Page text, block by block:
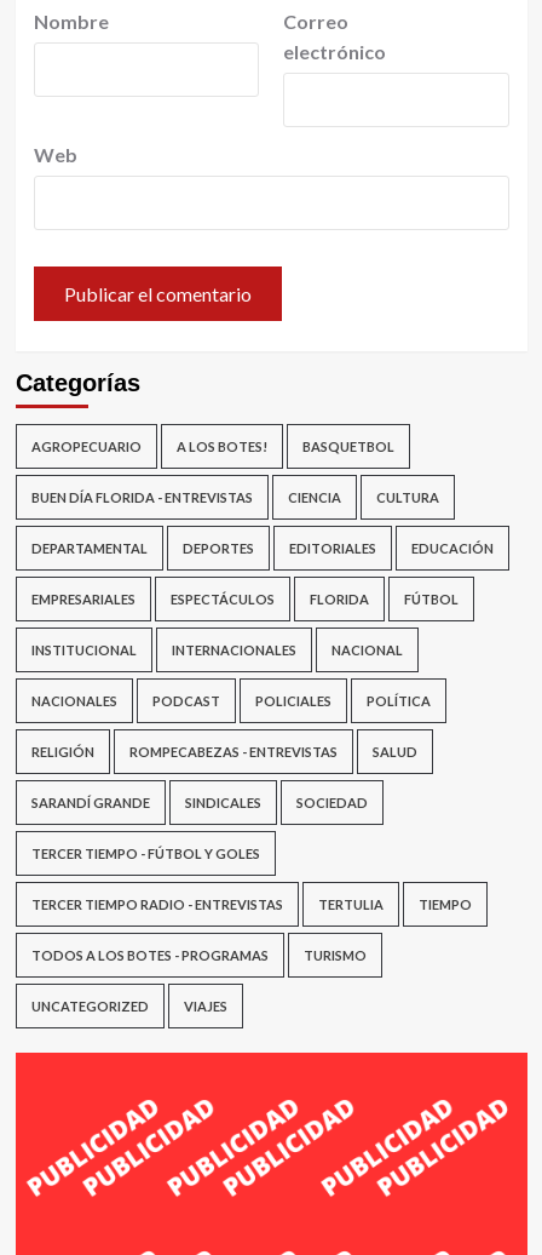
Nombre
Correo
electrónico
Web
Categorías
AGROPECUARIO A LOS BOTES! BASQUETBOL
BUEN DÍA FLORIDA - ENTREVISTAS CIENCIA CULTURA
DEPARTAMENTAL DEPORTES EDITORIALES EDUCACIÓN
EMPRESARIALES ESPECTÁCULOS FLORIDA FÚTBOL
INSTITUCIONAL INTERNACIONALES NACIONAL
NACIONALES PODCAST POLICIALES POLÍTICA
RELIGIÓN ROMPECABEZAS - ENTREVISTAS SALUD
SARANDÍ GRANDE SINDICALES SOCIEDAD
TERCER TIEMPO - FÚTBOL Y GOLES
TERCER TIEMPO RADIO - ENTREVISTAS TERTULIA TIEMPO
TODOS A LOS BOTES - PROGRAMAS TURISMO
UNCATEGORIZED VIAJES